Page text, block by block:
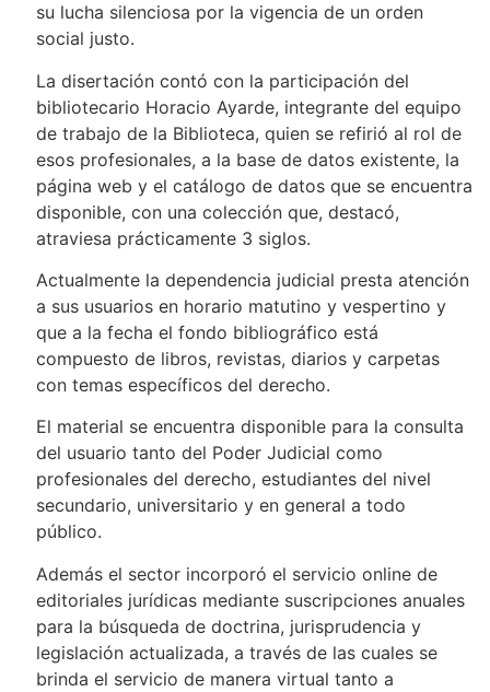
su lucha silenciosa por la vigencia de un orden
social justo.
La disertación contó con la participación del
bibliotecario Horacio Ayarde, integrante del equipo
de trabajo de la Biblioteca, quien se refirió al rol de
esos profesionales, a la base de datos existente, la
página web y el catálogo de datos que se encuentra
disponible, con una colección que, destacó,
atraviesa prácticamente 3 siglos.
Actualmente la dependencia judicial presta atención
a sus usuarios en horario matutino y vespertino y
que a la fecha el fondo bibliográfico está
compuesto de libros, revistas, diarios y carpetas
con temas específicos del derecho.
El material se encuentra disponible para la consulta
del usuario tanto del Poder Judicial como
profesionales del derecho, estudiantes del nivel
secundario, universitario y en general a todo
público.
Además el sector incorporó el servicio online de
editoriales jurídicas mediante suscripciones anuales
para la búsqueda de doctrina, jurisprudencia y
legislación actualizada, a través de las cuales se
brinda el servicio de manera virtual tanto a